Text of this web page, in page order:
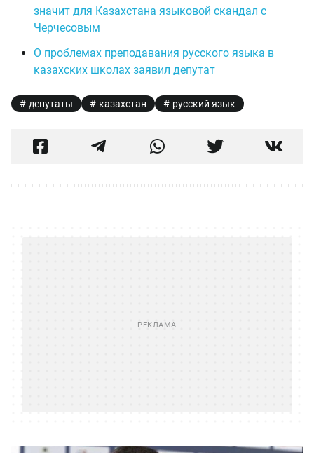
значит для Казахстана языковой скандал с
Черчесовым
О проблемах преподавания русского языка в
казахских школах заявил депутат
депутаты казахстан русский язык